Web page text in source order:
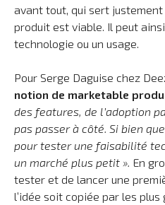
avant tout, qui sert justement
produit est viable. Il peut
technologie ou un usage.
Pour Serge Daguise chez
notion de marketable
des features, de l’adoption
pas passer à côté. Si bien
pour tester une faisabilité
un marché plus petit ». En
tester et de lancer une
l’idée soit copiée par les plus